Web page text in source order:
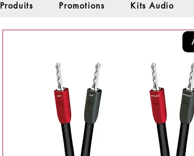
Produits Promotions Kits Audio